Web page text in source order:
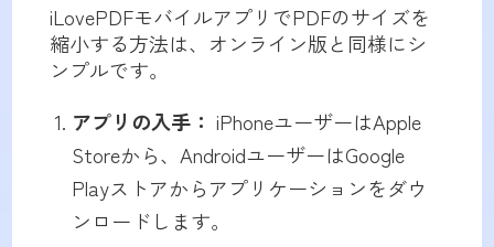
iLovePDFモバイルアプリでPDFのサイズを
縮小する方法は、オンライン版と同様にシ
ンプルです。
アプリの入手： iPhoneユーザーはApple
Storeから、AndroidユーザーはGoogle
Playストアからアプリケーションをダウ
ンロードします。